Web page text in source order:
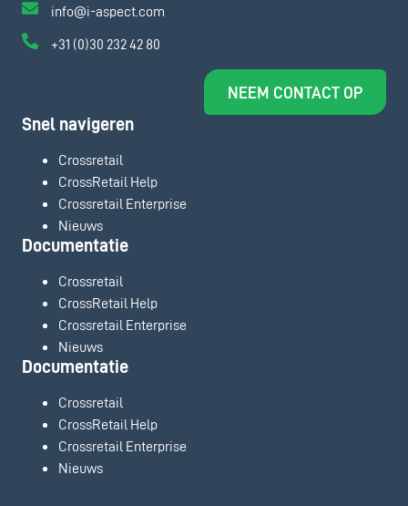
info@i-aspect.com
+31 (0)30 232 42 80
NEEM CONTACT OP
Snel navigeren
Crossretail
CrossRetail Help
Crossretail Enterprise
Nieuws
Documentatie
Crossretail
CrossRetail Help
Crossretail Enterprise
Nieuws
Documentatie
Crossretail
CrossRetail Help
Crossretail Enterprise
Nieuws